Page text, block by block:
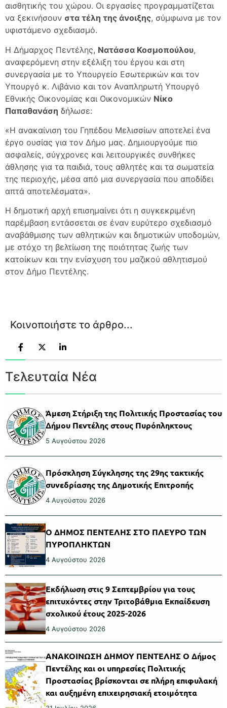
αισθητικής του χώρου. Οι εργασίες προγραμματίζεται
να ξεκινήσουν στα τέλη της άνοιξης, σύμφωνα με τον
υφιστάμενο σχεδιασμό.
Η Δήμαρχος Πεντέλης, Νατάσσα Κοσμοπούλου,
αναφερόμενη στην εξέλιξη του έργου και στη
συνεργασία με το Υπουργείο Εσωτερικών και τον
Υπουργό κ. Λιβάνιο και τον Αναπληρωτή Υπουργό
Εθνικής Οικονομίας και Οικονομικών Νίκο
Παπαθανάση δήλωσε:
«Η ανακαίνιση του Γηπέδου Μελισσίων αποτελεί ένα
έργο ουσίας για τον Δήμο μας. Δημιουργούμε πιο
ασφαλείς, σύγχρονες και λειτουργικές συνθήκες
άθλησης για τα παιδιά, τους αθλητές και τα σωματεία
της περιοχής, μέσα από μια συνεργασία που αποδίδει
απτά αποτελέσματα».
Η δημοτική αρχή επισημαίνει ότι η συγκεκριμένη
παρέμβαση εντάσσεται σε έναν ευρύτερο σχεδιασμό
αναβάθμισης των αθλητικών και δημοτικών υποδομών,
με στόχο τη βελτίωση της ποιότητας ζωής των
κατοίκων και την ενίσχυση του μαζικού αθλητισμού
στον Δήμο Πεντέλης.
Κοινοποιήστε το άρθρο...
Τελευταία Νέα
Άμεση Στήριξη της Πολιτικής Προστασίας του
Δήμου Πεντέλης στους Πυρόπληκτους
5 Αυγούστου 2026
Πρόσκληση Σύγκλησης της 29ης τακτικής
συνεδρίασης της Δημοτικής Επιτροπής
4 Αυγούστου 2026
Ο ΔΗΜΟΣ ΠΕΝΤΕΛΗΣ ΣΤΟ ΠΛΕΥΡΟ ΤΩΝ
ΠΥΡΟΠΛΗΚΤΩΝ
4 Αυγούστου 2026
Εκδήλωση στις 9 Σεπτεμβρίου για τους
επιτυχόντες στην Τριτοβάθμια Εκπαίδευση
σχολικού έτους 2025-2026
4 Αυγούστου 2026
ΑΝΑΚΟΙΝΩΣΗ ΔΗΜΟΥ ΠΕΝΤΕΛΗΣ Ο Δήμος
Πεντέλης και οι υπηρεσίες Πολιτικής
Προστασίας βρίσκονται σε πλήρη επιφυλακή
και αυξημένη επιχειρησιακή ετοιμότητα